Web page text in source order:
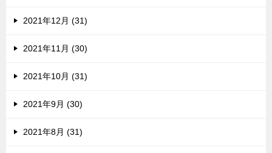
2021年12月 (31)
2021年11月 (30)
2021年10月 (31)
2021年9月 (30)
2021年8月 (31)